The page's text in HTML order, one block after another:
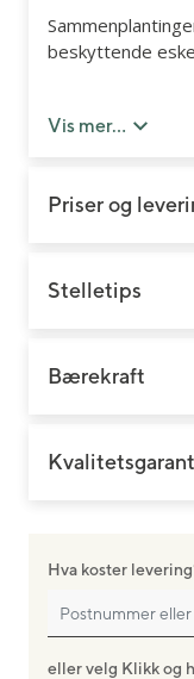
beskyttende
planter.
Vis mer...
Priser og
Stelletips
Bærekraft
Hva koster
eller velg Klikk og